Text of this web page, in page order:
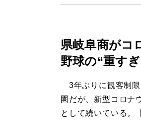
県岐阜商がコ
野球の“重す
3年ぶりに観客制限
園だが、新型コロナ
として続いている。